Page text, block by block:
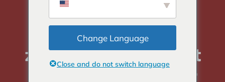
Was ist der
Unterschied
zwischen der Frucht
des Grafen und der
Change Language
Close and do not switch language